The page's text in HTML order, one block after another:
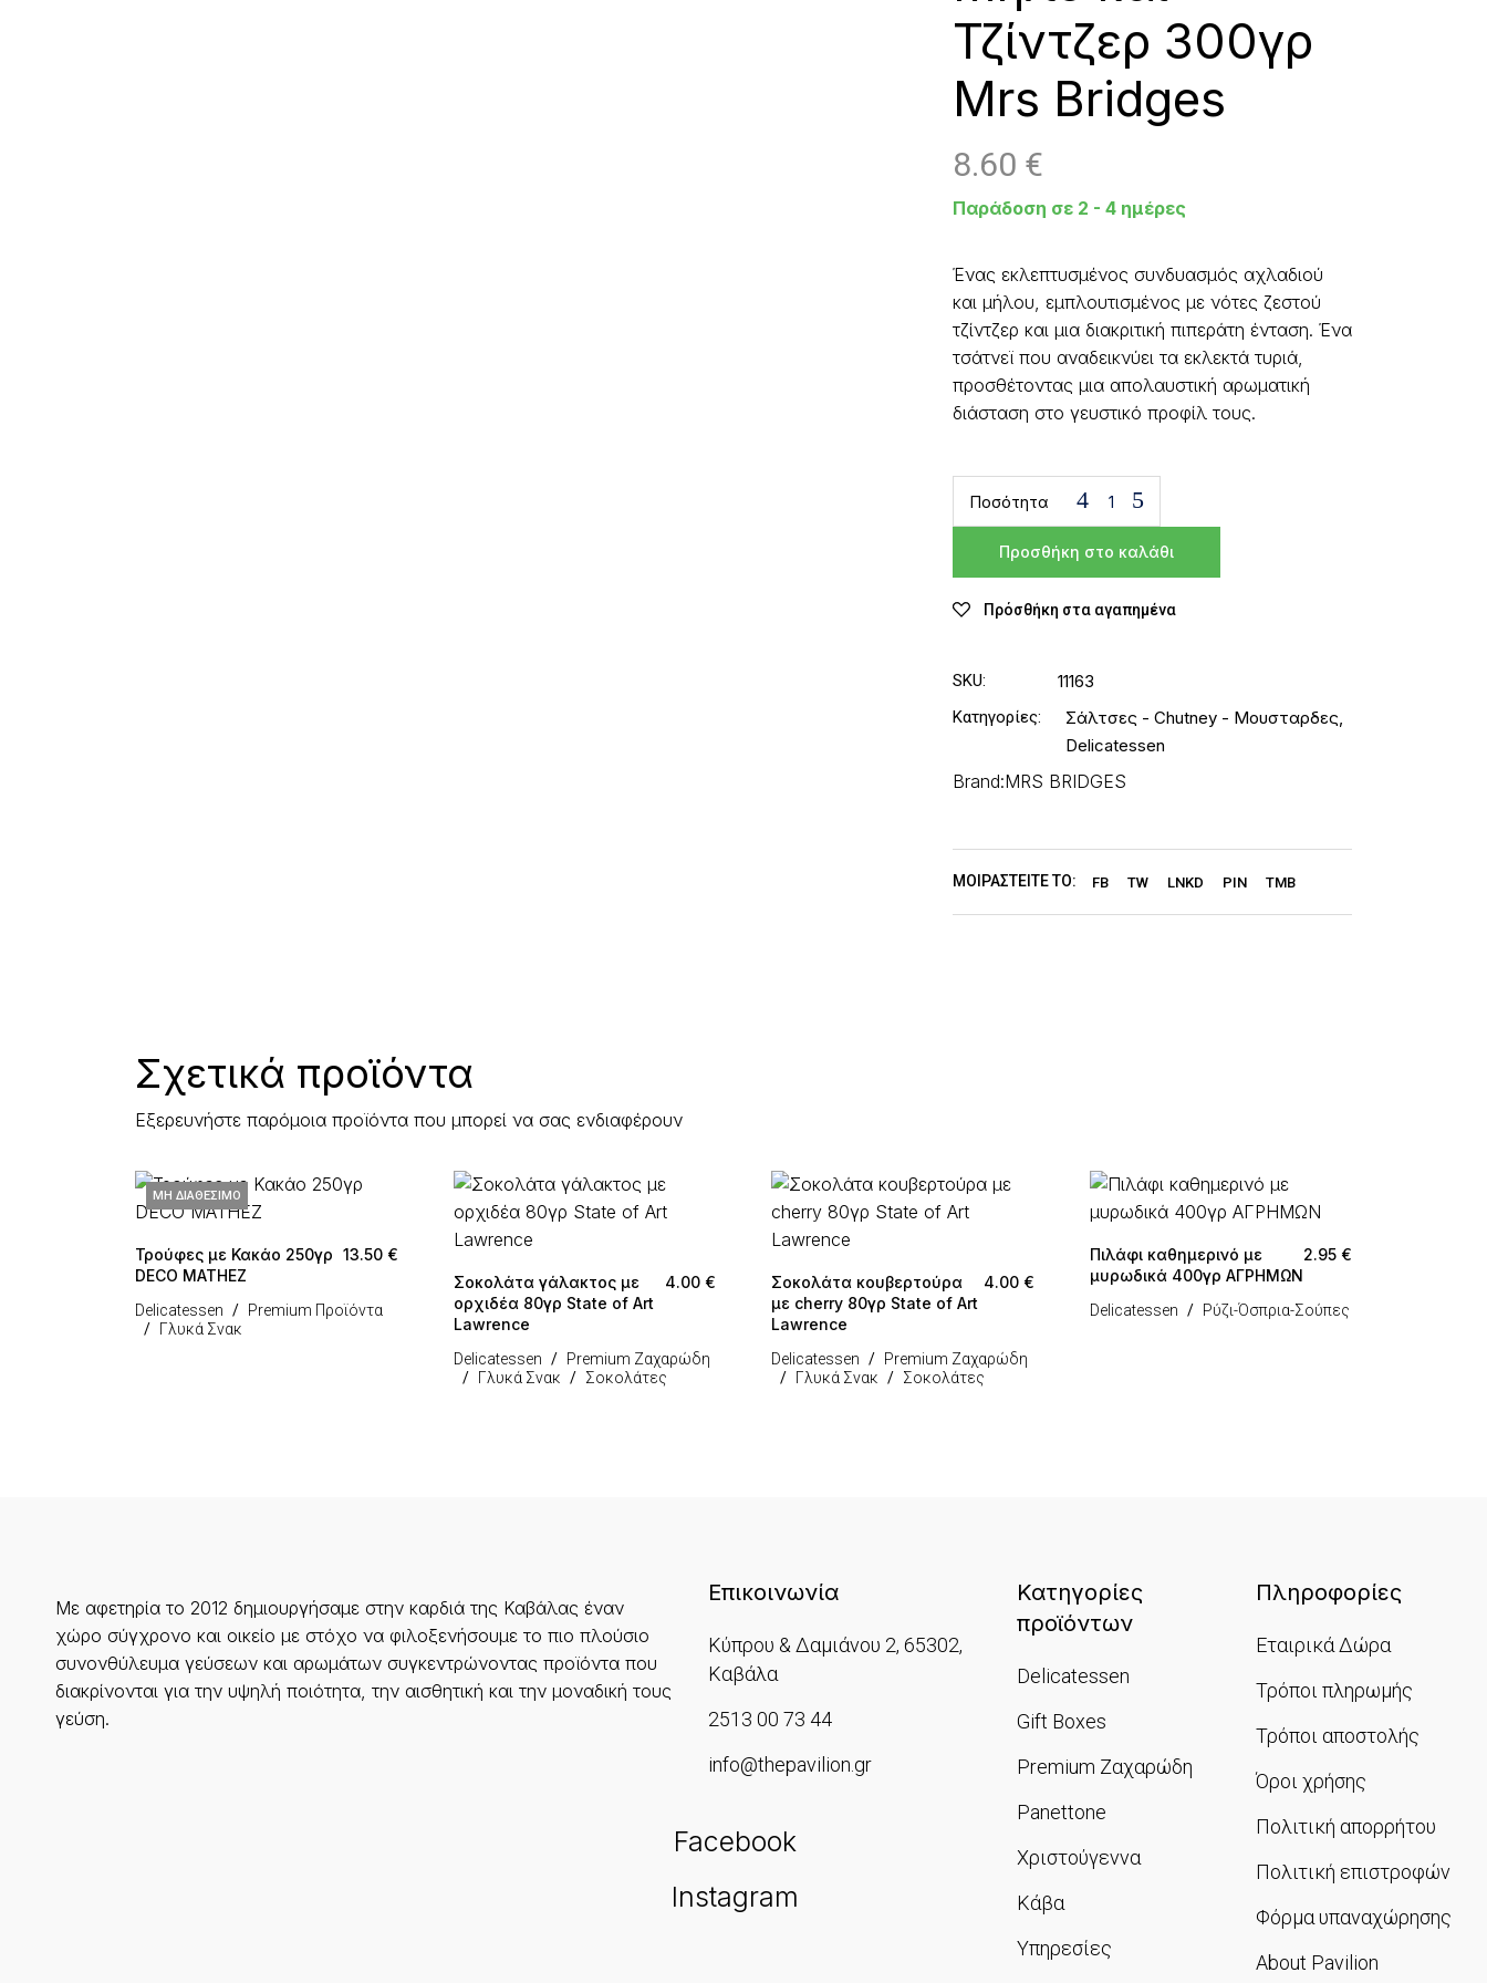
Τζίντζερ 300γρ
Mrs Bridges
8.60 €
Παράδοση σε 2 - 4 ημέρες
Ένας εκλεπτυσμένος συνδυασμός αχλαδιού
και μήλου, εμπλουτισμένος με νότες ζεστού
τζίντζερ και μια διακριτική πιπεράτη ένταση. Ένα
τσάτνεϊ που αναδεικνύει τα εκλεκτά τυριά,
προσθέτοντας μια απολαυστική αρωματική
διάσταση στο γευστικό προφίλ τους.
Ποσότητα
Chutney Αχλάδι, Μήλο και Τζίντζερ 300γρ Mrs Bridges
Προσθήκη στο καλάθι
Πρόσθήκη στα αγαπημένα
SKU: 11163
Κατηγορίες: Σάλτσες - Chutney - Μουσταρδες,
Delicatessen
Brand:MRS BRIDGES
ΜΟΙΡΑΣΤΕΊΤΕ ΤΟ: FB TW LNKD PIN TMB
Σχετικά προϊόντα
Εξερευνήστε παρόμοια προϊόντα που μπορεί να σας ενδιαφέρουν
ΜΗ ΔΙΑΘΈΣΙΜΟ
Τρούφες με Κακάο 250γρ
DECO MATHEZ
13.50 €
Delicatessen
Premium Προϊόντα
Γλυκά Σνακ
Σοκολάτα γάλακτος με
ορχιδέα 80γρ State of Art
Lawrence
4.00 €
Delicatessen
Premium Ζαχαρώδη
Γλυκά Σνακ
Σοκολάτες
Σοκολάτα κουβερτούρα
με cherry 80γρ State of Art
Lawrence
4.00 €
Delicatessen
Premium Ζαχαρώδη
Γλυκά Σνακ
Σοκολάτες
Πιλάφι καθημερινό με
μυρωδικά 400γρ ΑΓΡΗΜΩΝ
2.95 €
Delicatessen Ρύζι-Όσπρια-Σούπες
Με αφετηρία το 2012 δημιουργήσαμε στην καρδιά της Καβάλας έναν
χώρο σύγχρονο και οικείο με στόχο να φιλοξενήσουμε το πιο πλούσιο
συνονθύλευμα γεύσεων και αρωμάτων συγκεντρώνοντας προϊόντα που
διακρίνονται για την υψηλή ποιότητα, την αισθητική και την μοναδική τους
γεύση.
Επικοινωνία
Κύπρου & Δαμιάνου 2, 65302,
Καβάλα
2513 00 73 44
info@thepavilion.gr
Facebook
Instagram
Κατηγορίες
προϊόντων
Delicatessen
Gift Boxes
Premium Ζαχαρώδη
Panettone
Χριστούγεννα
Κάβα
Υπηρεσίες
Πληροφορίες
Εταιρικά Δώρα
Τρόποι πληρωμής
Τρόποι αποστολής
Όροι χρήσης
Πολιτική απορρήτου
Πολιτική επιστροφών
Φόρμα υπαναχώρησης
About Pavilion